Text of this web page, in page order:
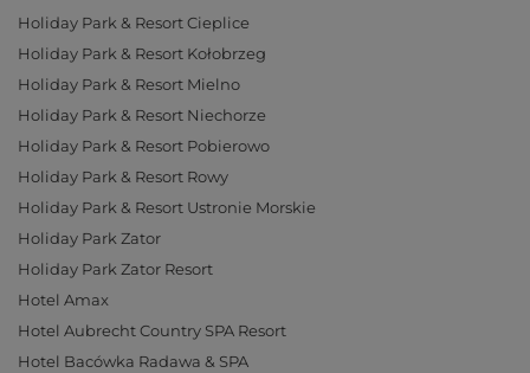
Holiday Park & Resort Cieplice
Holiday Park & Resort Kołobrzeg
Holiday Park & Resort Mielno
Holiday Park & Resort Niechorze
Holiday Park & Resort Pobierowo
Holiday Park & Resort Rowy
Holiday Park & Resort Ustronie Morskie
Holiday Park Zator
Holiday Park Zator Resort
Hotel Amax
Hotel Aubrecht Country SPA Resort
Hotel Bacówka Radawa & SPA